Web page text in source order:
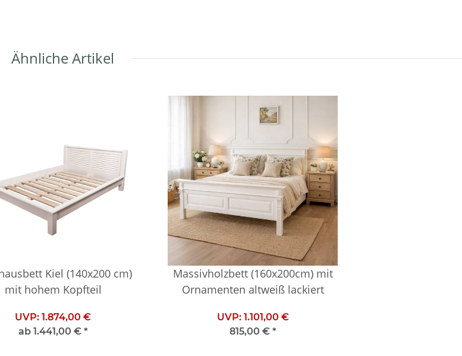
Ähnliche Artikel
Kiel (140x200 cm)
mit hohem Kopfteil
UVP: 1.874,00 €
ab 1.441,00 € *
Massivholzbett (160x200cm) mit
Ornamenten altweiß lackiert
UVP: 1.101,00 €
815,00 € *